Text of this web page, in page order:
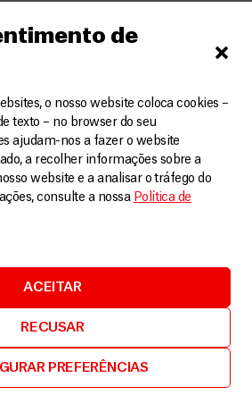
de
o nosso website coloca cookies –
texto – no browser do seu
ajudam-nos a fazer o website
a recolher informações sobre a
website e a analisar o tráfego do
consulte a nossa Política de
ACEITAR
RECUSAR
PREFERÊNCIAS
diarreia aguda no Iémen põe
em Ibb e Al-Hodeidah